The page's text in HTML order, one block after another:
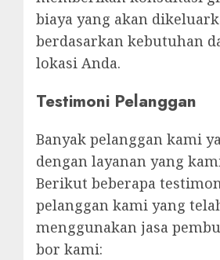
biaya yang akan
berdasarkan kebutuhan
lokasi Anda.
Testimoni Pelanggan
Banyak pelanggan kami
dengan layanan yang
Berikut beberapa
pelanggan kami yang
menggunakan jasa
bor kami: